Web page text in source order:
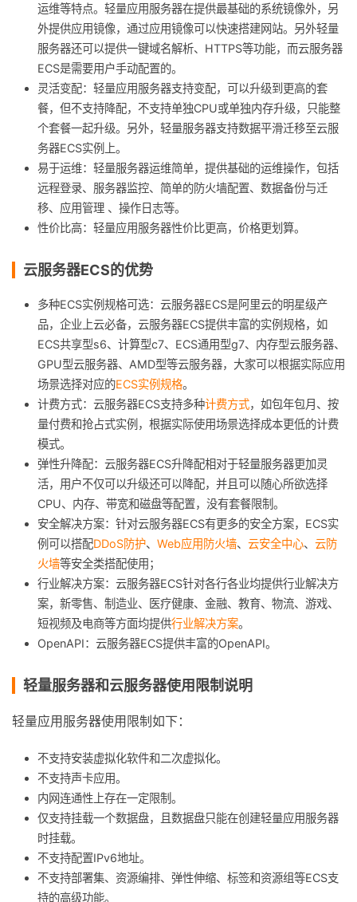
运维等特点。轻量应用服务器在提供最基础的系统镜像外，另
外提供应用镜像，通过应用镜像可以快速搭建网站。另外轻量
服务器还可以提供一键域名解析、HTTPS等功能，而云服务器
ECS是需要用户手动配置的。
灵活变配：轻量应用服务器支持变配，可以升级到更高的套
餐，但不支持降配，不支持单独CPU或单独内存升级，只能整
个套餐一起升级。另外，轻量服务器支持数据平滑迁移至云服
务器ECS实例上。
易于运维：轻量服务器运维简单，提供基础的运维操作，包括
远程登录、服务器监控、简单的防火墙配置、数据备份与迁
移、应用管理 、操作日志等。
性价比高：轻量应用服务器性价比更高，价格更划算。
云服务器ECS的优势
多种ECS实例规格可选：云服务器ECS是阿里云的明星级产
品，企业上云必备，云服务器ECS提供丰富的实例规格，如
ECS共享型s6、计算型c7、ECS通用型g7、内存型云服务器、
GPU型云服务器、AMD型等云服务器，大家可以根据实际应用
场景选择对应的ECS实例规格。
计费方式：云服务器ECS支持多种计费方式，如包年包月、按
量付费和抢占式实例，根据实际使用场景选择成本更低的计费
模式。
弹性升降配：云服务器ECS升降配相对于轻量服务器更加灵
活，用户不仅可以升级还可以降配，并且可以随心所欲选择
CPU、内存、带宽和磁盘等配置，没有套餐限制。
安全解决方案：针对云服务器ECS有更多的安全方案，ECS实
例可以搭配DDoS防护、 Web应用防火墙、 云安全中心、 云防
火墙等安全类搭配使用；
行业解决方案：云服务器ECS针对各行各业均提供行业解决方
案，新零售、制造业、医疗健康、金融、教育、物流、游戏、
短视频及电商等方面均提供行业解决方案。
OpenAPI：云服务器ECS提供丰富的OpenAPI。
轻量服务器和云服务器使用限制说明
轻量应用服务器使用限制如下：
不支持安装虚拟化软件和二次虚拟化。
不支持声卡应用。
内网连通性上存在一定限制。
仅支持挂载一个数据盘，且数据盘只能在创建轻量应用服务器
时挂载。
不支持配置IPv6地址。
不支持部署集、资源编排、弹性伸缩、标签和资源组等ECS支
持的高级功能。